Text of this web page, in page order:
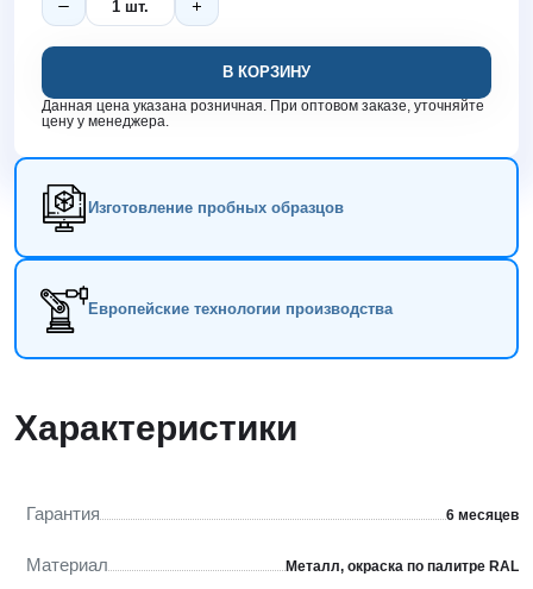
В КОРЗИНУ
Данная цена указана розничная. При оптовом заказе, уточняйте
цену у менеджера.
Изготовление пробных образцов
Европейские технологии производства
Характеристики
Гарантия 6 месяцев
Материал Металл, окраска по палитре RAL